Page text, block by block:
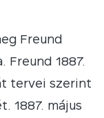
Freund
Freund 1887.
tervei szerint
1887. május